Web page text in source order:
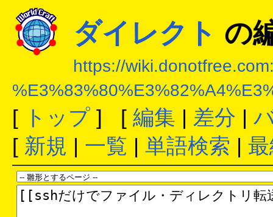
ダイレクト の
https://
[ トップ] [ 編集 | 差分 |
[ 新規 | 一覧 | 単語検索 |